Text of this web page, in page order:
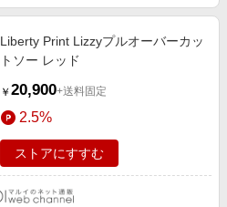
Liberty Print Lizzyプルオーバーカッ
トソー レッド
￥ 20,900+送料固定
2.5%
ストアにすすむ